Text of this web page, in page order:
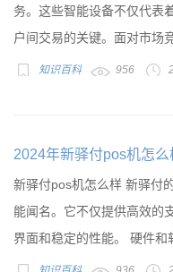
务。这些智能设备不仅代表
户间交易的关键。面对市场
知识百科 956
2024年新驿付pos机怎么
新驿付pos机怎么样 新驿付
能闻名。它不仅提供高效的
界面和稳定的性能。 硬件和